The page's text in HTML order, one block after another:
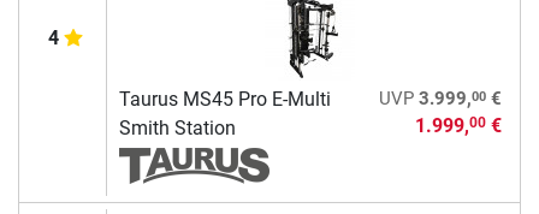
4
Taurus MS45 Pro E-Multi
Smith Station
UVP 3.999,00€
1.999,00€